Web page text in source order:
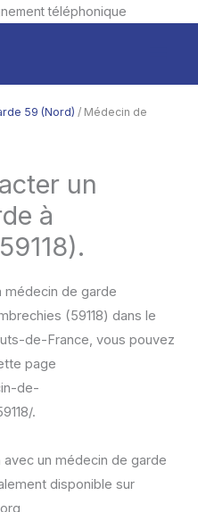
téléphonique
59 (Nord) / Médecin de
un
à
médecin de garde
(59118) dans le
de-France, vous pouvez
page
de-
.
un médecin de garde
disponible sur